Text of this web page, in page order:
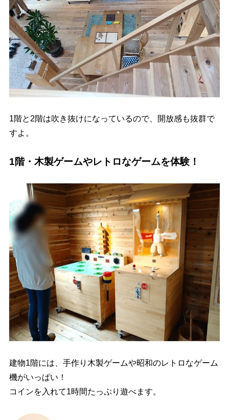
1階と2階は吹き抜けになっているので、開放感も抜群で
すよ。
1階・木製ゲームやレトロなゲームを体験！
建物1階には、手作り木製ゲームや昭和のレトロなゲーム
機がいっぱい！
コインを入れて1時間たっぷり遊べます。